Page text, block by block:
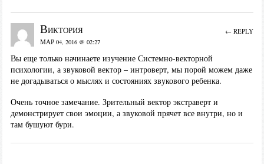
Виктория
МАР 04, 2016 @ 02:27
Вы еще только начинаете изучение Системно-векторной
психологии, а звуковой вектор – интроверт, мы порой можем даже
не догадываться о мыслях и состояниях звукового ребенка.
Очень точное замечание. Зрительный вектор экстраверт и
демонстрирует свои эмоции, а звуковой прячет все внутри, но и
там бушуют бури.
← REPLY